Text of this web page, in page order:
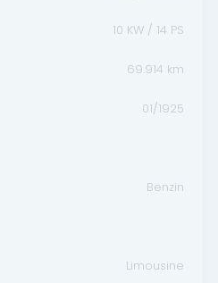
10 KW / 14 PS
69.914 km
01/1925
Benzin
Limousine